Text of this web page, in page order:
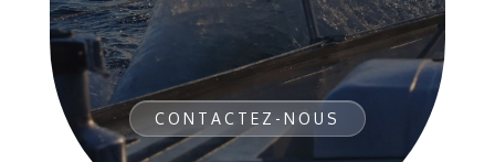
CONTACTEZ-NOUS